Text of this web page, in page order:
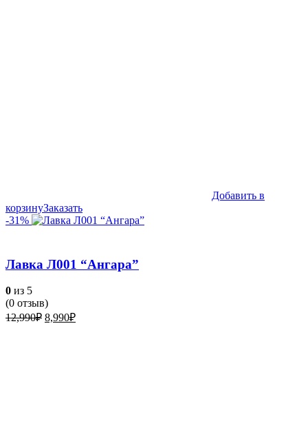
Добавить в
корзинуЗаказать
-31%
Лавка Л001 “Ангара”
0 из 5
(0 отзыв)
12,990₽ Первоначальная
8,990₽Текущая